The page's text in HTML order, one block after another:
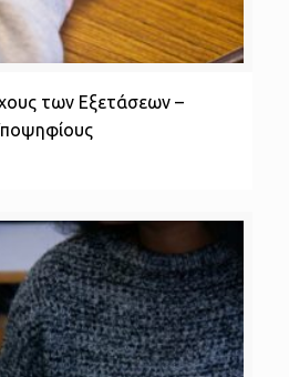
των Εξετάσεων –